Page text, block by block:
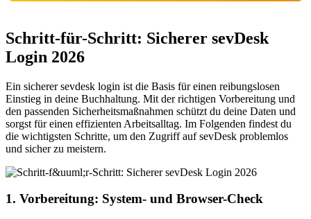
Schritt-für-Schritt: Sicherer sevDesk
Login 2026
Ein sicherer sevdesk login ist die Basis für einen reibungslosen
Einstieg in deine Buchhaltung. Mit der richtigen Vorbereitung und
den passenden Sicherheitsmaßnahmen schützt du deine Daten und
sorgst für einen effizienten Arbeitsalltag. Im Folgenden findest du
die wichtigsten Schritte, um den Zugriff auf sevDesk problemlos
und sicher zu meistern.
1. Vorbereitung: System- und Browser-Check